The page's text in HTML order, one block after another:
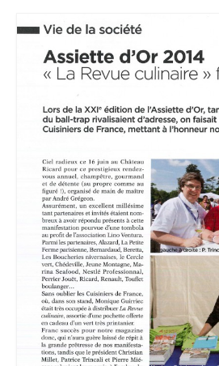
Contact
Mentions légales